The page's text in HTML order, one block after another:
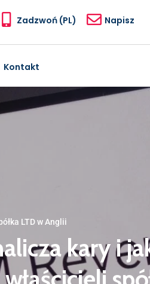
Zadzwoń (PL) Napisz
Kontakt
LTD w Anglii
kary i